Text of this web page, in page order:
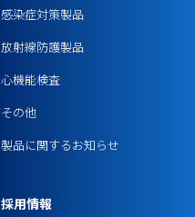
感染症対策製品
放射線防護製品
心機能検査
その他
製品に関するお知らせ
採用情報